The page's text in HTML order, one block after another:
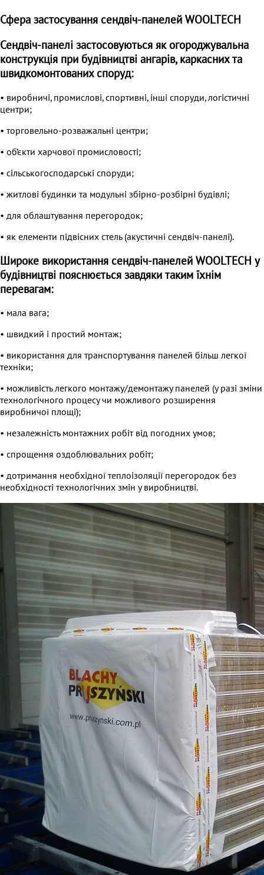
Сфера застосування сендвіч-панелей WOOLTECH
Сендвіч-панелі застосовуються як огороджувальна
конструкція при будівництві ангарів, каркасних та
швидкомонтованих споруд:
• виробничі, промислові, спортивні, інші споруди, логістичні
центри;
• торговельно-розважальні центри;
• об’єкти харчової промисловості;
• сільськогосподарські споруди;
• житлові будинки та модульні збірно-розбірні будівлі;
• для облаштування перегородок;
• як елементи підвісних стель (акустичні сендвіч-панелі).
Широке використання сендвіч-панелей WOOLTECH у
будівництві пояснюється завдяки таким їхнім
перевагам:
• мала вага;
• швидкий і простий монтаж;
• використання для транспортування панелей більш легкої
техніки;
• можливість легкого монтажу/демонтажу панелей (у разі зміни
технологічного процесу чи можливого розширення
виробничої площі);
• незалежність монтажних робіт від погодних умов;
• спрощення оздоблювальних робіт;
• дотримання необхідної теплоізоляції перегородок без
необхідності технологічних змін у виробництві.